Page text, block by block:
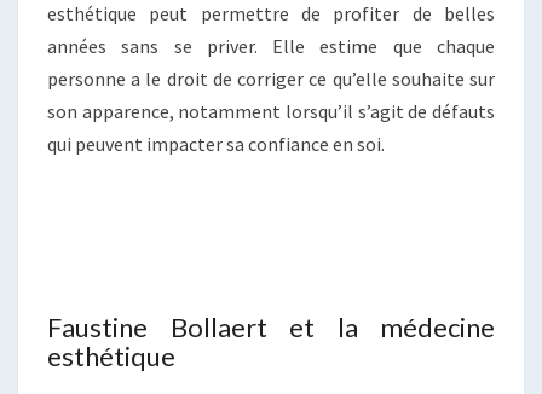
esthétique peut permettre de profiter de belles
années sans se priver. Elle estime que chaque
personne a le droit de corriger ce qu’elle souhaite sur
son apparence, notamment lorsqu’il s’agit de défauts
qui peuvent impacter sa confiance en soi.
Faustine Bollaert et la médecine
esthétique